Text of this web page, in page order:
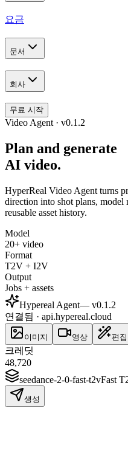
요금
문서
회사
무료 시작
Video Agent · v0.1.2
Plan and generate
AI video.
HyperReal Video Agent turns
direction into shot plans, model
reusable asset history.
Model
20+ video
Format
T2V + I2V
Output
Jobs + assets
Hypereal Agent— v0.1.2
연결됨 · api.hypereal.cloud
이미지 영상 편집
크레딧
48,720
seedance-2-0-fast-t2vFast
생성